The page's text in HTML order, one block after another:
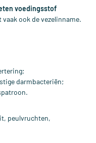
voedingsstof
ook de vezelinname.
darmbacteriën;
peulvruchten,